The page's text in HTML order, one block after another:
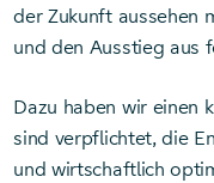
der Zukunft aussehen
und den Ausstieg aus
Dazu haben wir einen
sind verpflichtet, die
und wirtschaftlich